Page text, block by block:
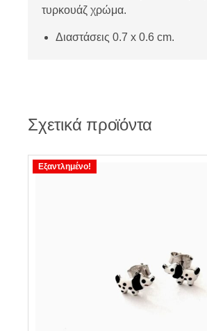
τυρκουάζ χρώμα.
Διαστάσεις 0.7 x 0.6 cm.
Σχετικά προϊόντα
Εξαντλημένο!